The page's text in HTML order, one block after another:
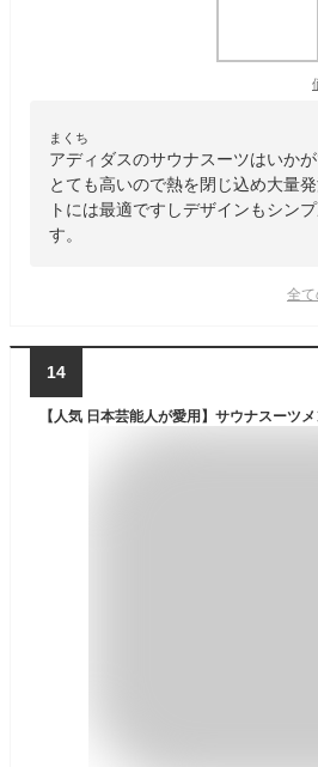
まくち
アディダスのサウナスーツはいか
とても高いので熱を閉じ込め大量
トには最適ですしデザインもシン
す。
全て
14